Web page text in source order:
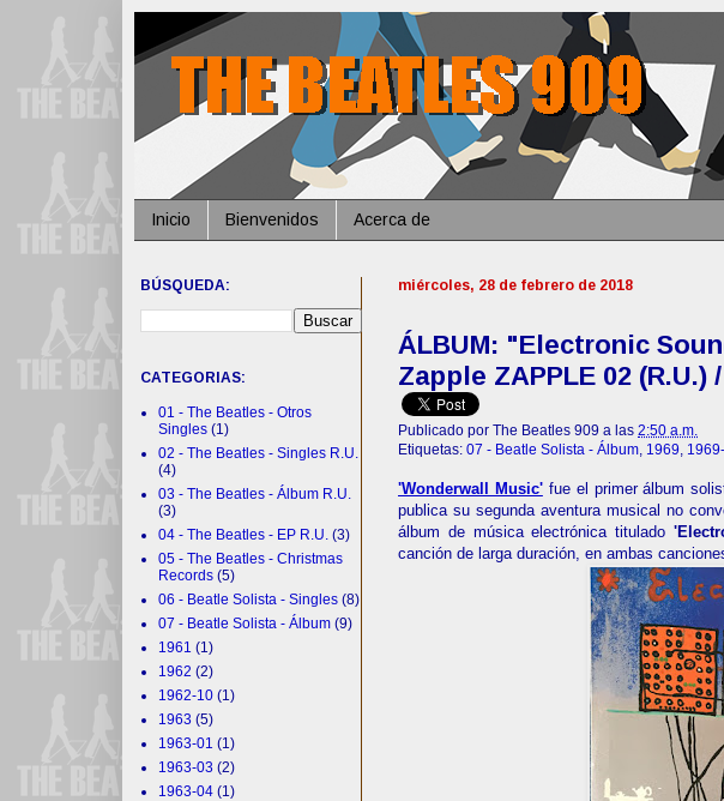
Inicio Bienvenidos Acerca de
miércoles, 28 de febrero de 2018
ÁLBUM: "Electronic
Zapple ZAPPLE 02 (R.U.)
Publicado por The Beatles 909 a las 2:50 a.m.
Etiquetas: 07 - Beatle Solista - Álbum 1969
'Wonderwall Music' fue el primer álbum
publica su segunda aventura musical no
álbum de música electrónica titulado
canción de larga duración, en ambas
BÚSQUEDA:
CATEGORIAS:
01 - The Beatles - Otros
Singles (1)
02 - The Beatles - Singles R.U.
(4)
03 - The Beatles - Álbum R.U.
(3)
04 - The Beatles - EP R.U. (3)
05 - The Beatles - Christmas
Records (5)
06 - Beatle Solista - Singles (8)
07 - Beatle Solista - Álbum (9)
1961 (1)
1962 (2)
1962-10 (1)
1963 (5)
1963-01 (1)
1963-03 (2)
1963-04 (1)